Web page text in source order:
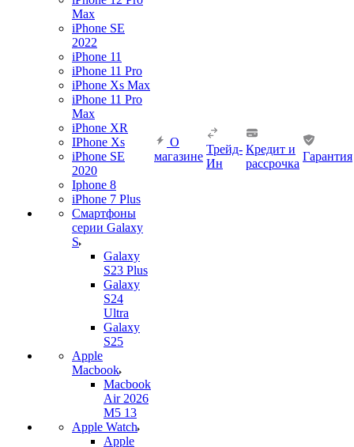
Max
iPhone SE
2022
iPhone 11
iPhone 11 Pro
iPhone Xs Max
iPhone 11 Pro
Max
iPhone XR
IPhone Xs
iPhone SE
2020
Iphone 8
iPhone 7 Plus
Смартфоны
серии Galaxy
S
Galaxy
S23 Plus
Galaxy
S24
Ultra
Galaxy
S25
Apple
Macbook
Macbook
Air 2026
M5 13
Apple Watch
Apple
О
магазине
Трейд-
Ин
Кредит и
рассрочка
Гарантия